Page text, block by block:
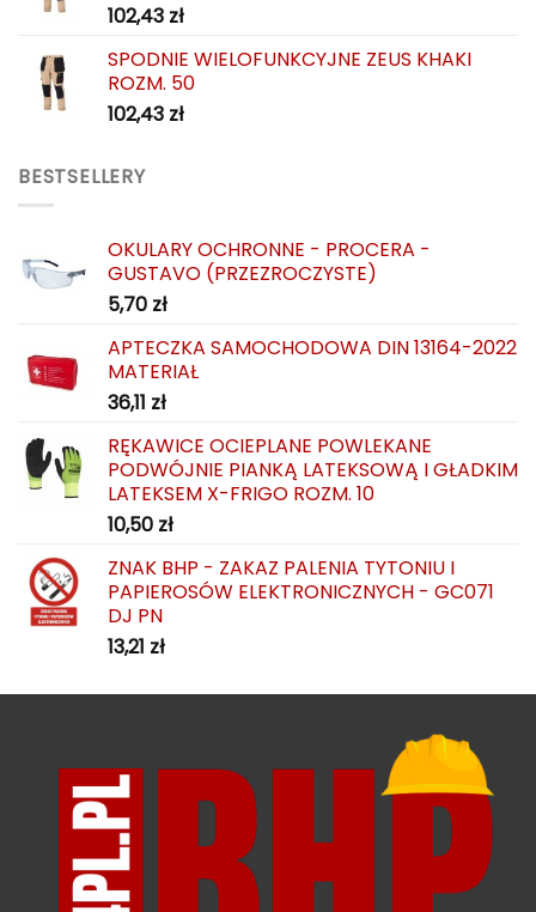
102,43 zł
SPODNIE WIELOFUNKCYJNE ZEUS KHAKI
ROZM. 50
102,43 zł
BESTSELLERY
OKULARY OCHRONNE - PROCERA -
GUSTAVO (PRZEZROCZYSTE)
5,70 zł
APTECZKA SAMOCHODOWA DIN 13164-2022
MATERIAŁ
36,11 zł
RĘKAWICE OCIEPLANE POWLEKANE
PODWÓJNIE PIANKĄ LATEKSOWĄ I GŁADKIM
LATEKSEM X-FRIGO ROZM. 10
10,50 zł
ZNAK BHP - ZAKAZ PALENIA TYTONIU I
PAPIEROSÓW ELEKTRONICZNYCH - GC071
DJ PN
13,21 zł